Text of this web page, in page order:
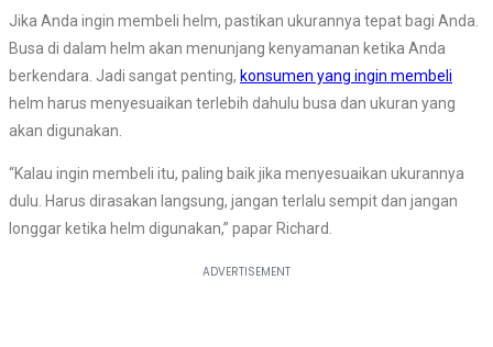
Jika Anda ingin membeli helm, pastikan ukurannya tepat bagi Anda.
Busa di dalam helm akan menunjang kenyamanan ketika Anda
berkendara. Jadi sangat penting, konsumen yang ingin membeli
helm harus menyesuaikan terlebih dahulu busa dan ukuran yang
akan digunakan.
“Kalau ingin membeli itu, paling baik jika menyesuaikan ukurannya
dulu. Harus dirasakan langsung, jangan terlalu sempit dan jangan
longgar ketika helm digunakan,” papar Richard.